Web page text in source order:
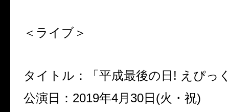
＜ライブ＞
タイトル：「平成最後の日 ! えぴっ
公演日： 2019年4月 30日 (火・祝)